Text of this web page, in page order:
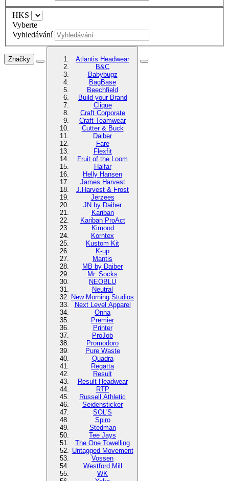
HKS
Vyberte
Vyhledávání
Značky
Atlantis Headwear
B&C
Babybugz
BagBase
Beechfield
Build your Brand
Clique
Craft Corporate
Craft Teamwear
Cutter & Buck
Daiber
Fare
Flexfit
Fruit of the Loom
Halfar
Helly Hansen
James Harvest
J.Harvest & Frost
Jerzees
JN by Daiber
Kariban
Kariban ProAct
Kimood
Korntex
Kustom Kit
K-up
Mantis
MB by Daiber
Mr. Socks
NEOBLU
Neutral
New Morning Studios
Next Level Apparel
Onna
Premier
Printer
ProJob
Promodoro
Pure Waste
Quadra
Regatta
Result
Result Headwear
RTP
Russell Athletic
Seidensticker
SOL'S
Spiro
Stedman
Tee Jays
The One Towelling
Untagged Movement
Vossen
Westford Mill
WK